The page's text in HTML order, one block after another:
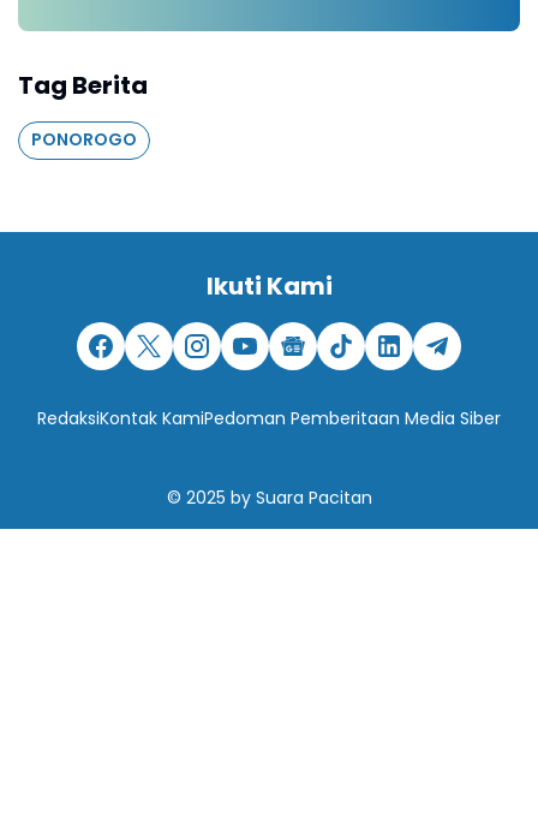
Tag Berita
PONOROGO
Ikuti Kami
RedaksiKontak KamiPedoman Pemberitaan Media Siber
© 2025 by Suara Pacitan